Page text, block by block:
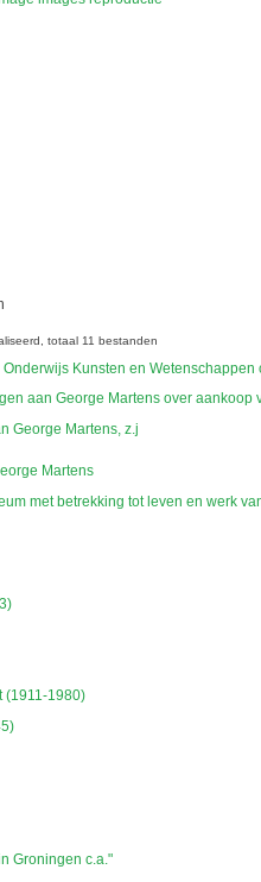
totaal 11 bestanden
Kunsten en
aan George Martens over aankoop
George Martens, z.j
Martens
met betrekking tot leven en werk
(1911-1980)
Groningen c.a."